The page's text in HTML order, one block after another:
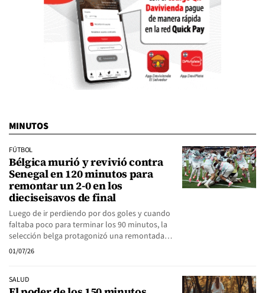
MINUTOS
FÚTBOL
Bélgica murió y revivió contra
Senegal en 120 minutos para
remontar un 2-0 en los
dieciseisavos de final
Luego de ir perdiendo por dos goles y cuando
faltaba poco para terminar los 90 minutos, la
selección belga protagonizó una remontada…
01/07/26
SALUD